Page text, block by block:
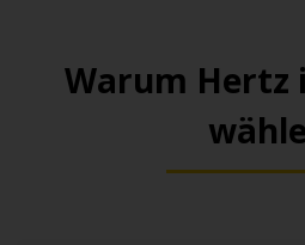
Expressway. Mit 480
Stadt zu Fuß zu erkunden.
Washington Lot (717
Warum Hertz